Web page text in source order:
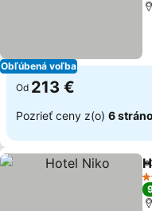
Obľúbená voľba
Od 213 €
Pozrieť ceny z(o) 6
4